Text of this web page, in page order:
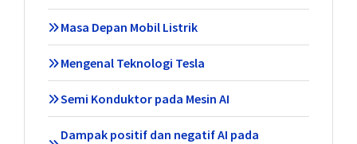
Masa Depan Mobil Listrik
Mengenal Teknologi Tesla
Semi Konduktor pada Mesin AI
Dampak positif dan negatif AI pada